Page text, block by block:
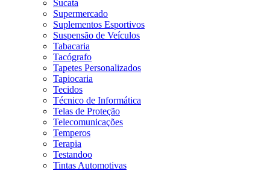
Sucata
Supermercado
Suplementos Esportivos
Suspensão de Veículos
Tabacaria
Tacógrafo
Tapetes Personalizados
Tapiocaria
Tecidos
Técnico de Informática
Telas de Proteção
Telecomunicações
Temperos
Terapia
Testandoo
Tintas Automotivas